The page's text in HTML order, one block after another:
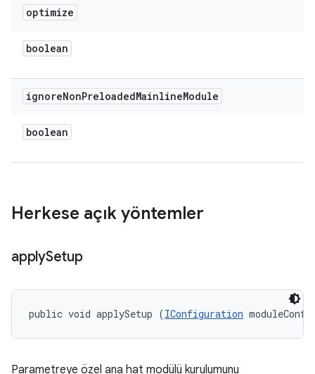
optimize
boolean
ignoreNonPreloadedMainlineModule
boolean
Herkese açık yöntemler
applySetup
public void applySetup (IConfiguration
Parametreye özel ana hat modülü kurulumunu